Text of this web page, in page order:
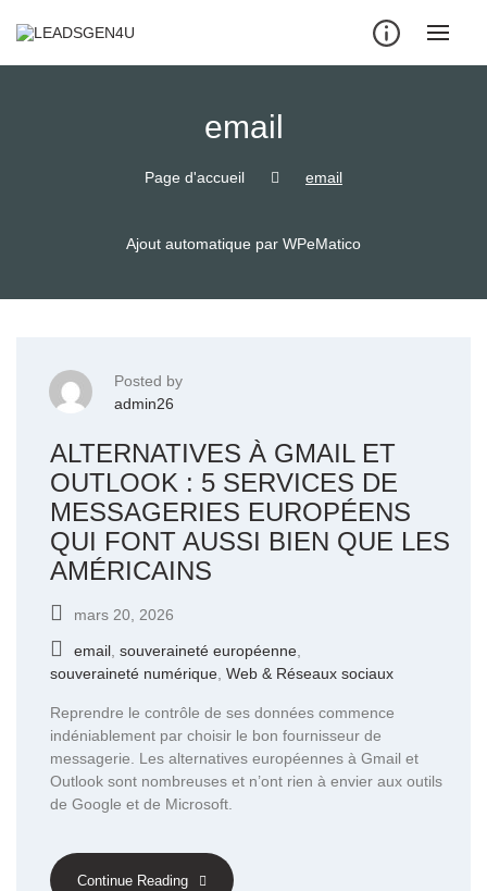
email
Page d'accueil email
Ajout automatique par WPeMatico
Posted by
admin26
ALTERNATIVES À GMAIL ET
OUTLOOK : 5 SERVICES DE
MESSAGERIES EUROPÉENS
QUI FONT AUSSI BIEN QUE LES
AMÉRICAINS
mars 20, 2026
email souveraineté européenne
souveraineté numérique Web & Réseaux sociaux
Reprendre le contrôle de ses données commence
indéniablement par choisir le bon fournisseur de
messagerie. Les alternatives européennes à Gmail et
Outlook sont nombreuses et n’ont rien à envier aux outils
de Google et de Microsoft.
Continue Reading